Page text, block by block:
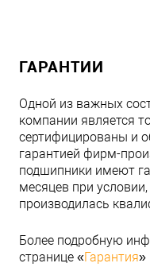
ГАРАНТИИ
Одной из важных
компании является
сертифицированы и
гарантией фирм-
подшипники имеют
месяцев при
производилась
Более подробную
странице «Гарантия»